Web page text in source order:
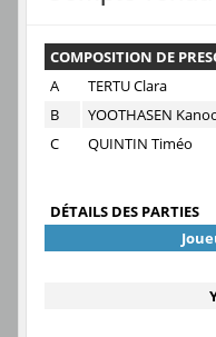
COMPOSITION DE
A
TERTU Clara
B
YOOTHASEN
C
QUINTIN Timéo
DÉTAILS DES PARTIES